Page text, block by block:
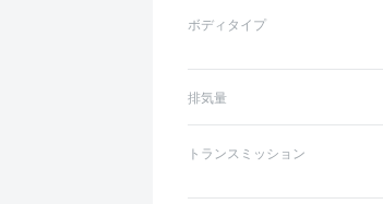
ボディタイプ
排気量
トランスミッション